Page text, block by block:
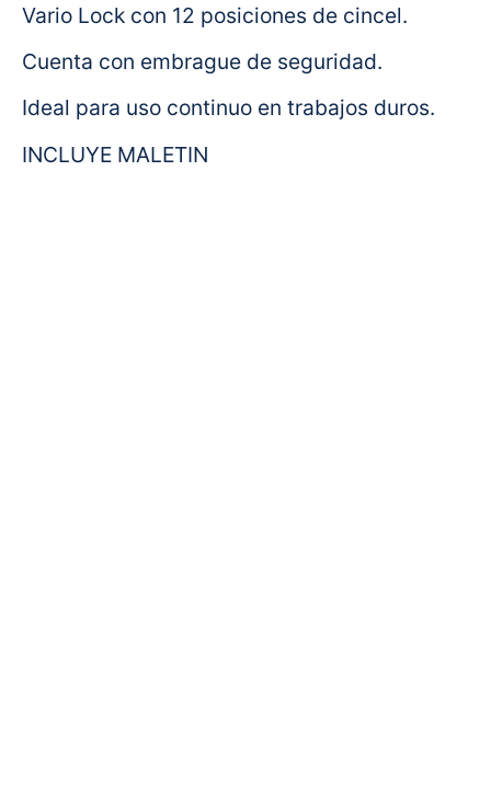
Vario Lock con 12 posiciones de cincel.
Cuenta con embrague de seguridad.
Ideal para uso continuo en trabajos duros.
INCLUYE MALETIN